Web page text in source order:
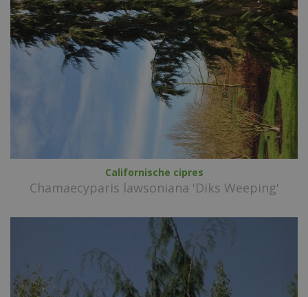
Californische cipres
Chamaecyparis lawsoniana 'Diks Weeping'